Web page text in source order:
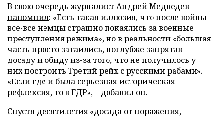
В свою очередь журналист Андрей Медведев
напомнил: «Есть такая иллюзия, что после войны
все-все немцы страшно покаялись за военные
преступления режима», но в реальности «большая
часть просто затаились, поглубже запрятав
досаду и обиду из-за того, что не получилось у
них построить Третий рейх с русскими рабами».
«Если где и была серьезная историческая
рефлексия, то в ГДР», – добавил он.
Спустя десятилетия «досада от поражения,